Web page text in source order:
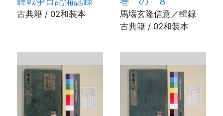
古典籍 / 02和装本
馬塲玄隆信意／輯録
古典籍 / 02和装本